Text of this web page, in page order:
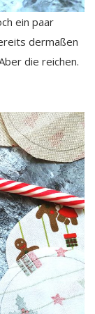
ein paar
dermaßen
die reichen.